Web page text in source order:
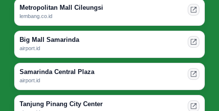
Metropolitan Mall Cileungsi
lembang.co.id
Big Mall Samarinda
airport.id
Samarinda Central Plaza
airport.id
Tanjung Pinang City Center